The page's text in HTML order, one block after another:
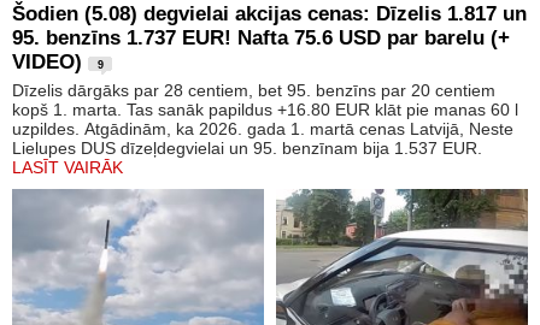
Šodien (5.08) degvielai akcijas cenas: Dīzelis 1.817 un
95. benzīns 1.737 EUR! Nafta 75.6 USD par barelu (+
VIDEO)
9
Dīzelis dārgāks par 28 centiem, bet 95. benzīns par 20 centiem
kopš 1. marta. Tas sanāk papildus +16.80 EUR klāt pie manas 60 l
uzpildes. Atgādinām, ka 2026. gada 1. martā cenas Latvijā, Neste
Lielupes DUS dīzeļdegvielai un 95. benzīnam bija 1.537 EUR.
LASĪT VAIRĀK